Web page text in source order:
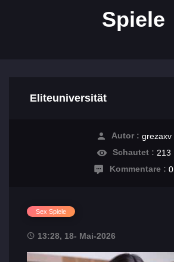
Spiele
Eliteuniversität
Autor : grezaxv
Schautet : 213
Kommentare : 0
Sex Spiele
13:28, 18- Mai-2026